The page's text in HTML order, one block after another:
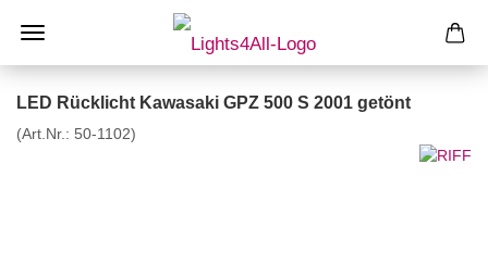
LED Rücklicht Kawasaki GPZ 500 S 2001 getönt
(Art.Nr.: 50-1102)